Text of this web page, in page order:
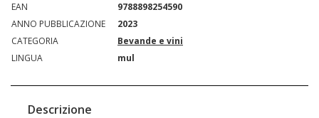
EAN
9788898254590
ANNO PUBBLICAZIONE
2023
CATEGORIA
Bevande e vini
LINGUA
mul
Descrizione